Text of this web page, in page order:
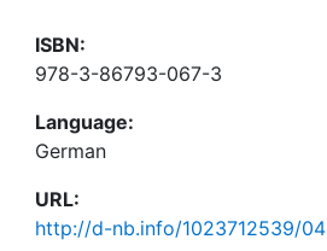
ISBN:
978-3-86793-067-3
Language:
German
URL:
http://d-nb.info/1023712539/04